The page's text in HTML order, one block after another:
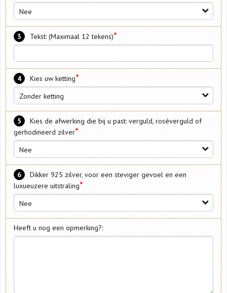
Nee
3 Tekst: (Maximaal 12 tekens)*
4 Kies uw ketting*
Zonder ketting
5
Kies de afwerking die bij u past: verguld, roséverguld of
gerhodineerd zilver*
Nee
6
Dikker 925 zilver, voor een steviger gevoel en een
luxueuzere uitstraling*
Nee
Heeft u nog een opmerking?: